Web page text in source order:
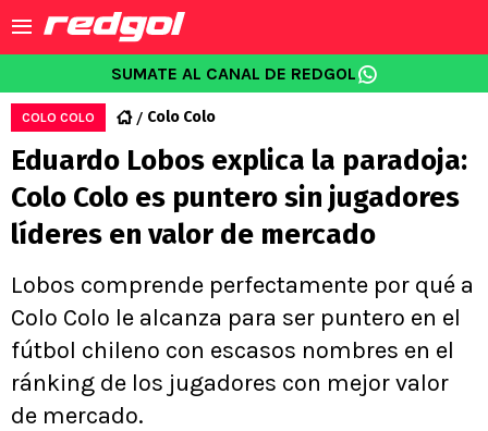
SUMATE AL CANAL DE REDGOL
COLO COLO Colo Colo
Eduardo Lobos explica la paradoja:
Colo Colo es puntero sin jugadores
líderes en valor de mercado
Lobos comprende perfectamente por qué a
Colo Colo le alcanza para ser puntero en el
fútbol chileno con escasos nombres en el
ránking de los jugadores con mejor valor
de mercado.